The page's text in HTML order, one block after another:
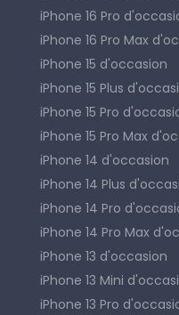
iPhone 16 Pro
iPhone 16 Pro Max
iPhone 15 d'occasion
iPhone 15 Plus
iPhone 15 Pro
iPhone 15 Pro Max
iPhone 14 d'occasion
iPhone 14 Plus
iPhone 14 Pro
iPhone 14 Pro Max
iPhone 13 d'occasion
iPhone 13 Mini
iPhone 13 Pro